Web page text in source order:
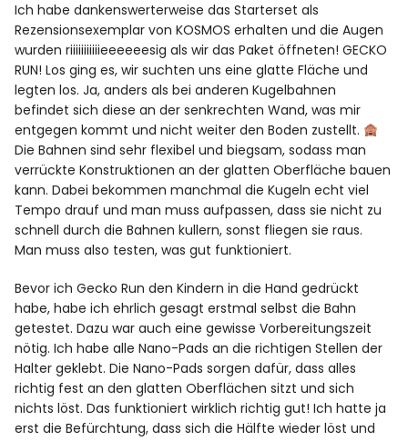
Ich habe dankenswerterweise das Starterset als
Rezensionsexemplar von KOSMOS erhalten und die Augen
wurden riiiiiiiiiiieeeeeesig als wir das Paket öffneten! GECKO
RUN! Los ging es, wir suchten uns eine glatte Fläche und
legten los. Ja, anders als bei anderen Kugelbahnen
befindet sich diese an der senkrechten Wand, was mir
entgegen kommt und nicht weiter den Boden zustellt.
Die Bahnen sind sehr flexibel und biegsam, sodass man
verrückte Konstruktionen an der glatten Oberfläche bauen
kann. Dabei bekommen manchmal die Kugeln echt viel
Tempo drauf und man muss aufpassen, dass sie nicht zu
schnell durch die Bahnen kullern, sonst fliegen sie raus.
Man muss also testen, was gut funktioniert.
Bevor ich Gecko Run den Kindern in die Hand gedrückt
habe, habe ich ehrlich gesagt erstmal selbst die Bahn
getestet. Dazu war auch eine gewisse Vorbereitungszeit
nötig. Ich habe alle Nano-Pads an die richtigen Stellen der
Halter geklebt. Die Nano-Pads sorgen dafür, dass alles
richtig fest an den glatten Oberflächen sitzt und sich
nichts löst. Das funktioniert wirklich richtig gut! Ich hatte ja
erst die Befürchtung, dass sich die Hälfte wieder löst und